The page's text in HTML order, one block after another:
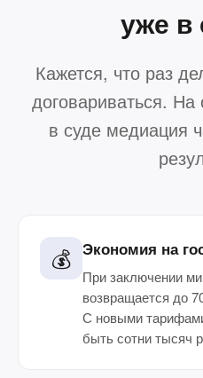
уже в
Кажется, что раз
договариваться.
в суде медиация
💰 Экономия на
При заключении
возвращается до
С новыми
быть сотни тысяч